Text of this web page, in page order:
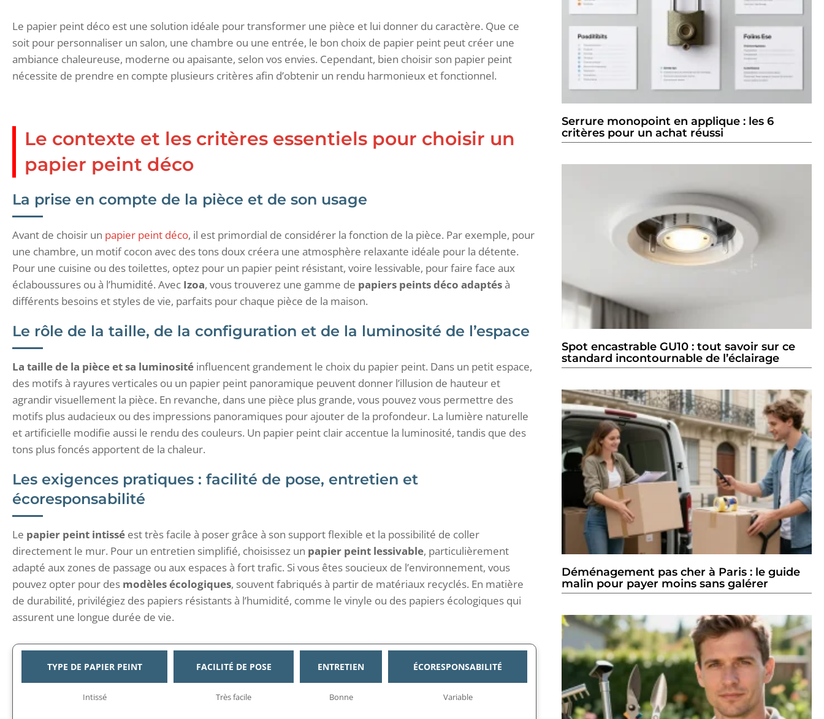
Le papier peint déco est une solution idéale pour transformer une pièce et lui donner du caractère. Que ce
soit pour personnaliser un salon, une chambre ou une entrée, le bon choix de papier peint peut créer une
ambiance chaleureuse, moderne ou apaisante, selon vos envies. Cependant, bien choisir son papier peint
nécessite de prendre en compte plusieurs critères afin d’obtenir un rendu harmonieux et fonctionnel.
Le contexte et les critères essentiels pour choisir un
papier peint déco
La prise en compte de la pièce et de son usage
Avant de choisir un papier peint déco, il est primordial de considérer la fonction de la pièce. Par exemple, pour
une chambre, un motif cocon avec des tons doux créera une atmosphère relaxante idéale pour la détente.
Pour une cuisine ou des toilettes, optez pour un papier peint résistant, voire lessivable, pour faire face aux
éclaboussures ou à l’humidité. Avec Izoa, vous trouverez une gamme de papiers peints déco adaptésà
différents besoins et styles de vie, parfaits pour chaque pièce de la maison.
Le rôle de la taille, de la configuration et de la luminosité de l’espace
La taille de la pièce et sa luminosité influencent grandement le choix du papier peint. Dans un petit espace,
des motifs à rayures verticales ou un papier peint panoramique peuvent donner l’illusion de hauteur et
agrandir visuellement la pièce. En revanche, dans une pièce plus grande, vous pouvez vous permettre des
motifs plus audacieux ou des impressions panoramiques pour ajouter de la profondeur. La lumière naturelle
et artificielle modifie aussi le rendu des couleurs. Un papier peint clair accentue la luminosité, tandis que des
tons plus foncés apportent de la chaleur.
Les exigences pratiques : facilité de pose, entretien et
écoresponsabilité
Le papier peint intissé est très facile à poser grâce à son support flexible et la possibilité de coller
directement le mur. Pour un entretien simplifié, choisissez un papier peint lessivable, particulièrement
adapté aux zones de passage ou aux espaces à fort trafic. Si vous êtes soucieux de l’environnement, vous
pouvez opter pour des modèles écologiques, souvent fabriqués à partir de matériaux recyclés. En matière
de durabilité, privilégiez des papiers résistants à l’humidité, comme le vinyle ou des papiers écologiques qui
assurent une longue durée de vie.
TYPE DE PAPIER PEINT FACILITÉ DE POSE ENTRETIEN ÉCORESPONSABILITÉ
Intissé Très facile Bonne Variable
Serrure monopoint en applique : les 6
critères pour un achat réussi
Spot encastrable GU10 : tout savoir sur ce
standard incontournable de l’éclairage
Déménagement pas cher à Paris : le guide
malin pour payer moins sans galérer